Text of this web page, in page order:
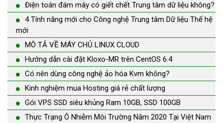
Điện toán đám mây có giết chết Trung tâm dữ liệu không?
4 Tính năng mới cho Công nghệ Trung tâm Dữ liệu Thế hệ
mới
MÔ TẢ VỀ MÁY CHỦ LINUX CLOUD
Hướng dẫn cài đặt Kloxo-MR trên CentOS 6.4
Có nên dùng công nghệ ảo hóa Kvm không?
Kinh nghiệm mua Hosting giá rẻ chất lượng
Gói VPS SSD siêu khủng Ram 10GB, SSD 100GB
Thực Trạng Ô Nhiễm Môi Trường Năm 2020 Tại Việt Nam